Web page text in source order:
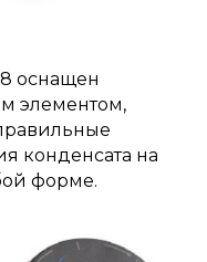
оснащен
элементом,
конденсата на
форме.